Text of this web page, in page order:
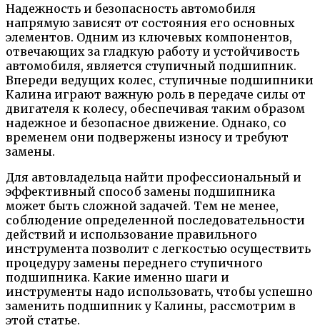
Надежность и безопасность автомобиля
напрямую зависят от состояния его основных
элементов. Одним из ключевых компонентов,
отвечающих за гладкую работу и устойчивость
автомобиля, является ступичный подшипник.
Впереди ведущих колес, ступичные подшипники
Калина играют важную роль в передаче силы от
двигателя к колесу, обеспечивая таким образом
надежное и безопасное движение. Однако, со
временем они подвержены износу и требуют
замены.
Для автовладельца найти профессиональный и
эффективный способ замены подшипника
может быть сложной задачей. Тем не менее,
соблюдение определенной последовательности
действий и использование правильного
инструмента позволит с легкостью осуществить
процедуру замены переднего ступичного
подшипника. Какие именно шаги и
инструменты надо использовать, чтобы успешно
заменить подшипник у Калины, рассмотрим в
этой статье.